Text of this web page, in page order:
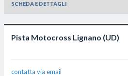
SCHEDA E DETTAGLI
Pista Motocross Lignano (UD)
contatta via email